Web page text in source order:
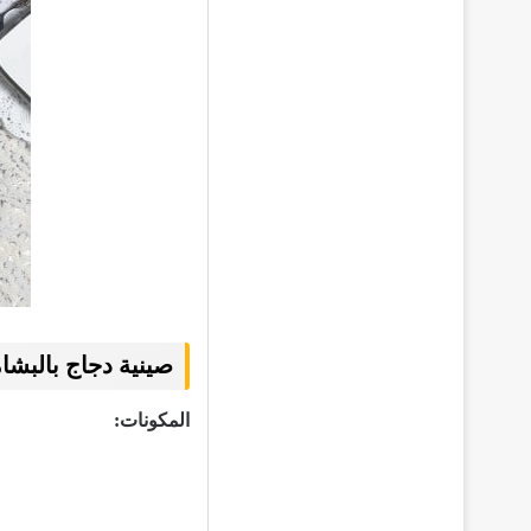
صينية دجاج
المكونات: